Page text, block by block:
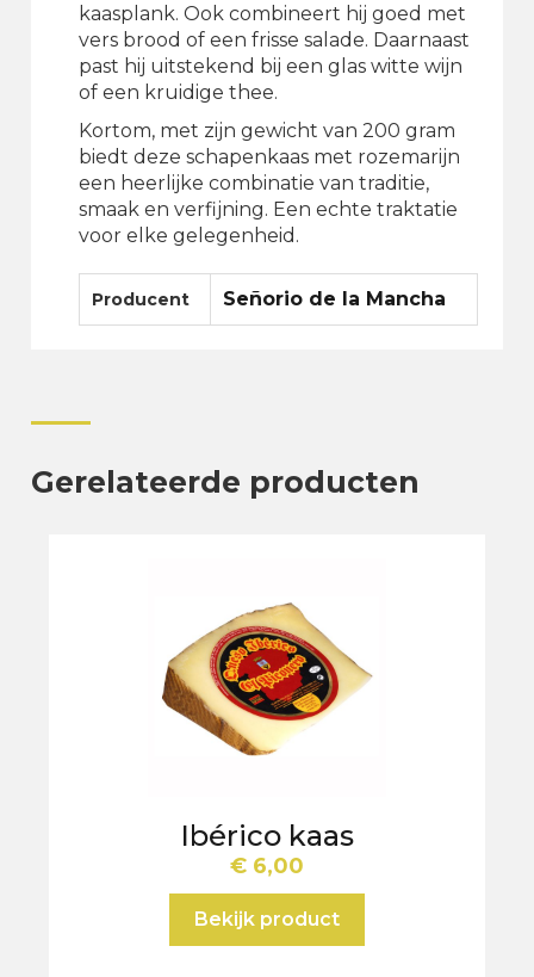
kaasplank. Ook combineert hij goed met
vers brood of een frisse salade. Daarnaast
past hij uitstekend bij een glas witte wijn
of een kruidige thee.
Kortom, met zijn gewicht van 200 gram
biedt deze schapenkaas met rozemarijn
een heerlijke combinatie van traditie,
smaak en verfijning. Een echte traktatie
voor elke gelegenheid.
Producent Señorio de la Mancha
Gerelateerde producten
Ibérico kaas
€ 6,00
Bekijk product